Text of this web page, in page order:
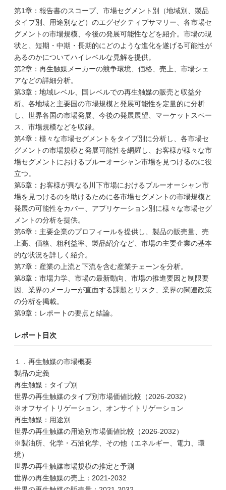
第1章：報告書のスコープ、市場セグメント別（地域別、製品
タイプ別、用途別など）のエグゼクティブサマリー、各市場セ
グメントの市場規模、今後の発展可能性などを紹介。市場の現
状と、短期・中期・長期的にどのような進化を遂げる可能性が
あるのかについてハイレベルな見解を提供。
第2章：再生触媒メーカーの競争環境、価格、売上、市場シェ
アなどの詳細分析。
第3章：地域レベル、国レベルでの再生触媒の販売と収益分
析。各地域と主要国の市場規模と発展可能性を定量的に分析
し、世界各国の市場発展、今後の発展展望、マーケットスペー
ス、市場規模などを収録。
第4章：様々な市場セグメントをタイプ別に分析し、各市場セ
グメントの市場規模と発展可能性を網羅し、お客様が様々な市
場セグメントにおけるブルーオーシャン市場を見つけるのに役
立つ。
第5章：お客様が異なる川下市場におけるブルーオーシャン市
場を見つけるのを助けるために各市場セグメントの市場規模と
発展の可能性をカバー、アプリケーション別に様々な市場セグ
メントの分析を提供。
第6章：主要企業のプロフィールを提供し、製品の販売量、売
上高、価格、粗利益率、製品紹介など、市場の主要企業の基本
的な状況を詳しく紹介。
第7章：産業の上流と下流を含む産業チェーンを分析。
第8章：市場力学、市場の最新動向、市場の推進要因と制限要
因、業界のメーカーが直面する課題とリスク、業界の関連政策
の分析を掲載。
第9章：レポートの要点と結論。
レポート目次
１．再生触媒の市場概要
製品の定義
再生触媒：タイプ別
世界の再生触媒のタイプ別市場価値比較（2026-2032）
※オフサイトリゲーション、オンサイトリゲーション
再生触媒：用途別
世界の再生触媒の用途別市場価値比較（2026-2032）
※製油所、化学・石油化学、その他（エネルギー、電力、環
境）
世界の再生触媒市場規模の推定と予測
世界の再生触媒の売上：2021-2032